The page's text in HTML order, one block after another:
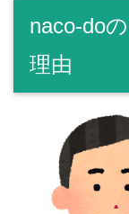
naco-do
理由